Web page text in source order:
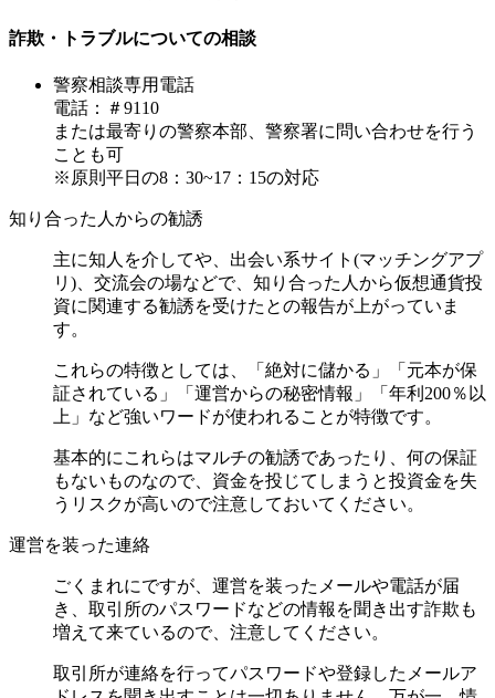
詐欺・トラブルについての相談
警察相談専用電話
電話：＃9110
または最寄りの警察本部、警察署に問い合わせを行う
ことも可
※原則平日の8：30~17：15の対応
知り合った人からの勧誘
主に知人を介してや、出会い系サイト(マッチングアプ
リ)、交流会の場などで、知り合った人から仮想通貨投
資に関連する勧誘を受けたとの報告が上がっていま
す。
これらの特徴としては、「絶対に儲かる」「元本が保
証されている」「運営からの秘密情報」「年利200％以
上」など強いワードが使われることが特徴です。
基本的にこれらはマルチの勧誘であったり、何の保証
もないものなので、資金を投じてしまうと投資金を失
うリスクが高いので注意しておいてください。
運営を装った連絡
ごくまれにですが、運営を装ったメールや電話が届
き、取引所のパスワードなどの情報を聞き出す詐欺も
増えて来ているので、注意してください。
取引所が連絡を行ってパスワードや登録したメールア